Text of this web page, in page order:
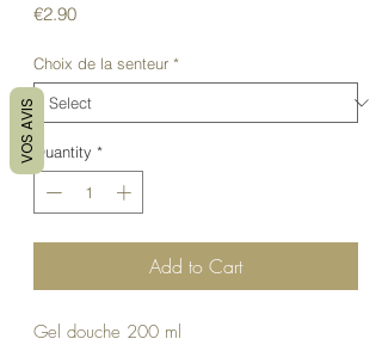
€2.90Price
Choix de la senteur *
Quantity *
Add to Cart
Gel douche 200 ml
VOS AVIS